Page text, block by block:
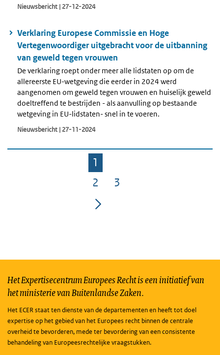
Nieuwsbericht | 27-12-2024
Verklaring Europese Commissie en Hoge
Vertegenwoordiger uitgebracht voor de uitbanning
van geweld tegen vrouwen
De verklaring roept onder meer alle lidstaten op om de
allereerste EU-wetgeving die eerder in 2024 werd
aangenomen om geweld tegen vrouwen en huiselijk geweld
doeltreffend te bestrijden - als aanvulling op bestaande
wetgeving in EU-lidstaten- snel in te voeren.
Nieuwsbericht | 27-11-2024
Pagina
1
Pagina
2 Pagina
3
Het Expertisecentrum Europees Recht is een initiatief van
het ministerie van Buitenlandse Zaken.
Het ECER staat ten dienste van de departementen en heeft tot doel
expertise op het gebied van het Europees recht binnen de centrale
overheid te bevorderen, mede ter bevordering van een consistente
behandeling van Europeesrechtelijke vraagstukken.